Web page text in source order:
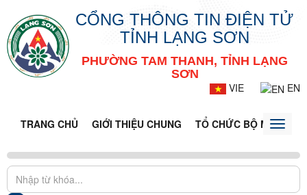
CỔNG THÔNG TIN ĐIỆN TỬ
TỈNH LẠNG SƠN
PHƯỜNG TAM THANH, TỈNH LẠNG
SƠN
VIE
EN
TRANG CHỦ GIỚI THIỆU CHUNG TỔ CHỨC BỘ MÁYToggle